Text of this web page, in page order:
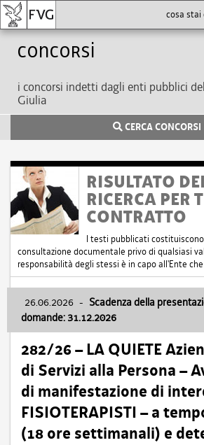
Concorsi
i concorsi indetti dagli enti pubblici
Giulia
CERCA CONCORSI
RISULTATO
RICERCA PER
CONTRATTO
I testi pubblicati
consultazione documentale privo di qualsiasi
responsabilità degli stessi è in capo all'Ente
26.06.2026 - Scadenza della
domande: 31.12.2026
282/26 – LA QUIETE
di Servizi alla Persona –
di manifestazione di
FISIOTERAPISTI – a
(18 ore settimanali) e